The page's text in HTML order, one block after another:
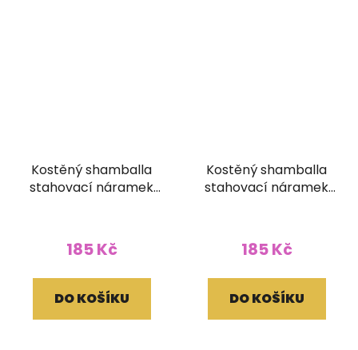
Kostěný shamballa
stahovací náramek
185 Kč
DO KOŠÍKU
Kostěný shamballa
stahovací náramek
185 Kč
DO KOŠÍKU